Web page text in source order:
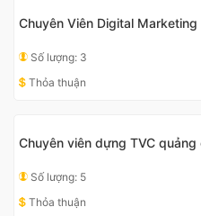
Chuyên Viên Digital Marketing
Số lượng: 3
Thỏa thuận
Chuyên viên dựng TVC quảng
Số lượng: 5
Thỏa thuận